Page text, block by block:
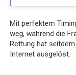
Mit perfektem
weg, während die
Rettung hat
Internet ausgelöst.